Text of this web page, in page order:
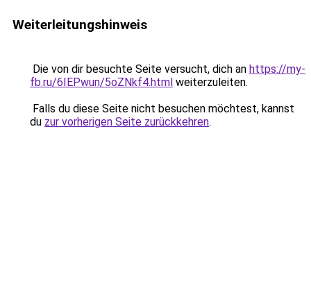
Weiterleitungshinweis
Die von dir besuchte Seite versucht, dich an https://my-
fb.ru/6IEPwun/5oZNkf4.html weiterzuleiten.
Falls du diese Seite nicht besuchen möchtest, kannst
du zur vorherigen Seite zurückkehren.